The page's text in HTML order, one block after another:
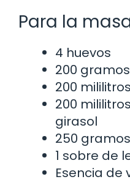
Para la
4 huevos
200
200
200
girasol
250
1 sobre de
Esencia de